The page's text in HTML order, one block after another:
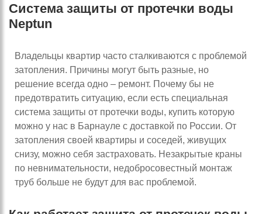
Система защиты от протечки воды
Neptun
Владельцы квартир часто сталкиваются с проблемой
затопления. Причины могут быть разные, но
решение всегда одно – ремонт. Почему бы не
предотвратить ситуацию, если есть специальная
система защиты от протечки воды, купить которую
можно у нас в Барнауле с доставкой по России. От
затопления своей квартиры и соседей, живущих
снизу, можно себя застраховать. Незакрытые краны
по невнимательности, недобросовестный монтаж
труб больше не будут для вас проблемой.